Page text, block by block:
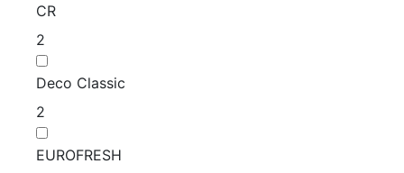
CR
2
Deco Classic
2
EUROFRESH